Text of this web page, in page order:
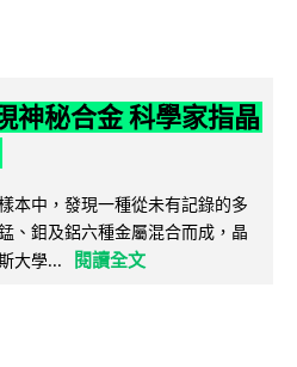
神秘合金 科學家指晶
本中，發現一種從未有記錄的多
、鉬及鋁六種金屬混合而成，晶
大學...
閱讀全文